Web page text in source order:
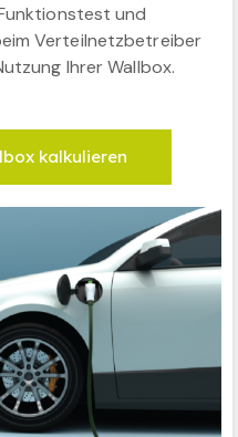
und
Verteilnetzbetreiber
Ihrer Wallbox.
kalkulieren